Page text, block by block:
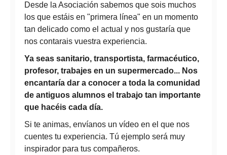
Desde la Asociación sabemos que sois muchos
los que estáis en "primera línea" en un momento
tan delicado como el actual y nos gustaría que
nos contarais vuestra experiencia.
Ya seas sanitario, transportista, farmacéutico,
profesor, trabajes en un supermercado... Nos
encantaría dar a conocer a toda la comunidad
de antiguos alumnos el trabajo tan importante
que hacéis cada día.
Si te animas, envíanos un vídeo en el que nos
cuentes tu experiencia. Tú ejemplo será muy
inspirador para tus compañeros.